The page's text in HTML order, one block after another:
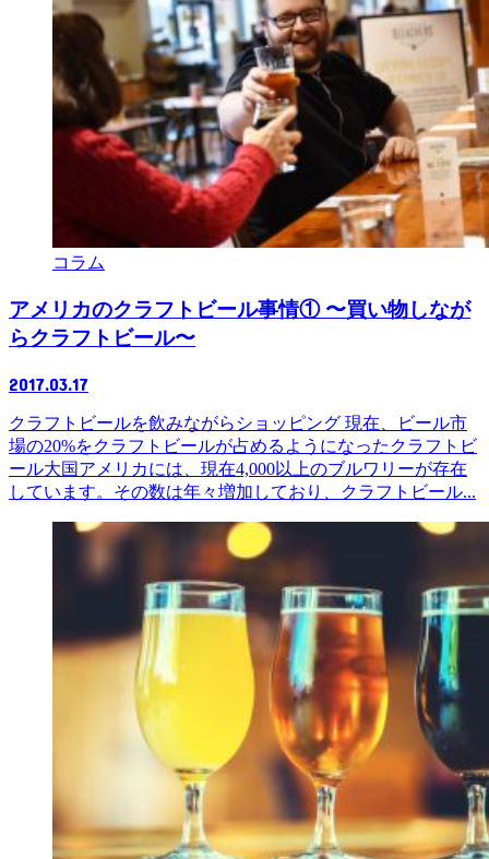
コラム
アメリカのクラフトビール事情① 〜買い物しなが
らクラフトビール〜
2017.03.17
クラフトビールを飲みながらショッピング 現在、ビール市
場の20%をクラフトビールが占めるようになったクラフトビ
ール大国アメリカには、現在4,000以上のブルワリーが存在
しています。その数は年々増加しており、クラフトビール...